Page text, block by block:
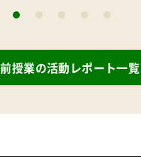
授業の活動レポート一覧